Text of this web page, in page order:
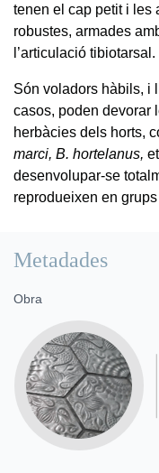
tenen el cap petit i les
robustes, armades
l’articulació tibiotarsal.
Són voladors hàbils, i
casos, poden devorar
herbàcies dels horts,
marci, B. hortelanus,
desenvolupar-se
reprodueixen en
Metadades
Obra